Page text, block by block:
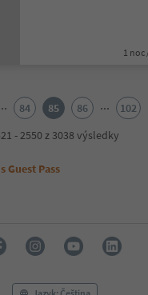
1 noc
84 85 86 ...
102
- 2550 z 3038 výsledky
Guest Pass